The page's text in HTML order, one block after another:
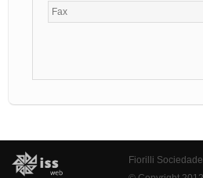
Fiorilli